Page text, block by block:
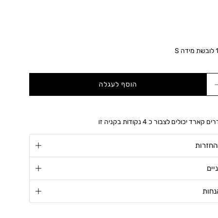
הוסף לעגלה
קארד יכולים לצבור כ4 נקודות בקניה זו